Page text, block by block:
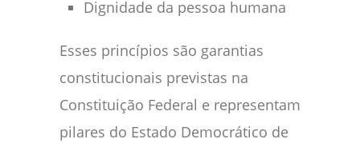
Dignidade da pessoa humana
Esses princípios são garantias
constitucionais previstas na
Constituição Federal e representam
pilares do Estado Democrático de